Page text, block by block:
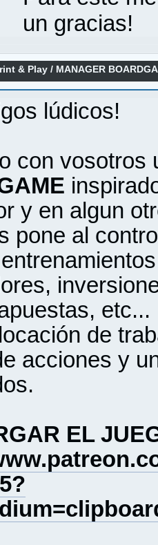
un gracias!
& Play / MANAGER
lúdicos!
con vosotros
y en algun
pone al
de
acciones y
EL